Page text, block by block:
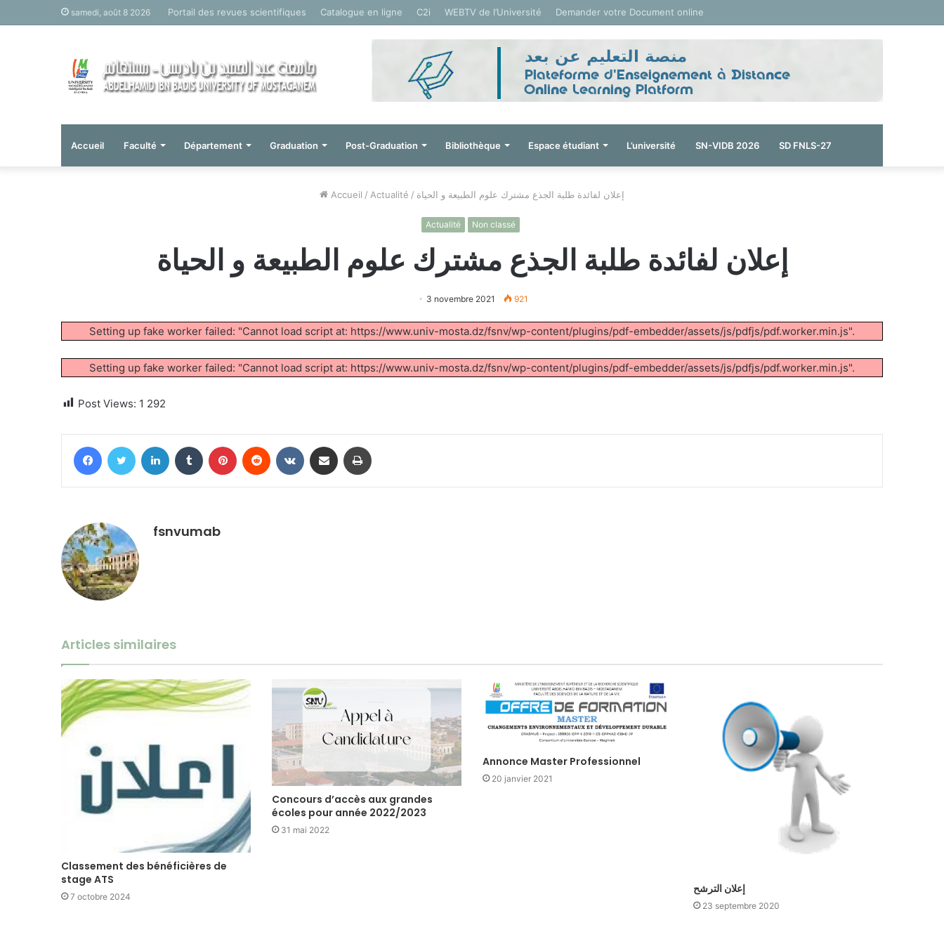
samedi, août 8 2026 Portail des revues scientifiques Catalogue en ligne C2i WEBTV de l’Université Demander votre Document online
Accueil Faculté Département Graduation Post-Graduation Bibliothèque Espace étudiant L’université SN-VIDB 2026 SD FNLS-27
Accueil / Actualité / إعلان لفائدة طلبة الجذع مشترك علوم الطبيعة و الحياة
Actualité Non classé
إعلان لفائدة طلبة الجذع مشترك علوم الطبيعة و الحياة
3 novembre 2021 921
Setting up fake worker failed: "Cannot load script at: https://www.univ-mosta.dz/fsnv/wp-content/plugins/pdf-embedder/assets/js/pdfjs/pdf.worker.min.js".
Setting up fake worker failed: "Cannot load script at: https://www.univ-mosta.dz/fsnv/wp-content/plugins/pdf-embedder/assets/js/pdfjs/pdf.worker.min.js".
Post Views: 1 292
FacebookTwitter Linkedin Tumblr Pinterest Reddit VKontaktePartager par email
fsnvumab
Articles similaires
Classement des bénéficières de
stage ATS
7 octobre 2024
Concours d’accès aux grandes
écoles pour année 2022/2023
31 mai 2022
Annonce Master Professionnel
20 janvier 2021
إعلان الترشح
23 septembre 2020